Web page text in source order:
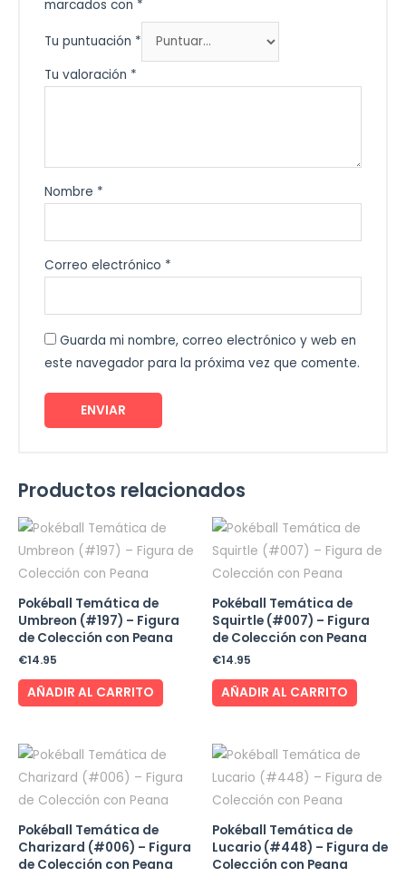
marcados con *
Tu puntuación *
Tu valoración *
Nombre *
Correo electrónico *
Guarda mi nombre, correo electrónico y web en
este navegador para la próxima vez que comente.
Productos relacionados
Pokéball Temática de
Umbreon (#197) – Figura
de Colección con Peana
€14.95
AÑADIR AL CARRITO
Pokéball Temática de
Squirtle (#007) – Figura
de Colección con Peana
€14.95
AÑADIR AL CARRITO
Pokéball Temática de
Charizard (#006) – Figura
de Colección con Peana
Pokéball Temática de
Lucario (#448) – Figura de
Colección con Peana